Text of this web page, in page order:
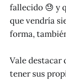
fallecido 😓 y
que vendría
forma,
Vale destacar
tener sus